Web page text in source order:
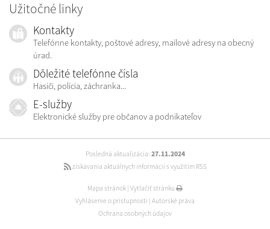
Užitočné linky
Kontakty
Telefónne kontakty, poštové adresy, mailové adresy na obecný
úrad.
Dôležité telefónne čísla
Hasiči, polícia, záchranka...
E-služby
Elektronické služby pre občanov a podnikateľov
Posledná aktualizácia: 27.11.2024
získavania aktuálnych informácií s využitím RSS
Mapa stránok Vytlačiť stránku
Vyhlásenie o prístupnosti Autorské práva
Ochrana osobných údajov